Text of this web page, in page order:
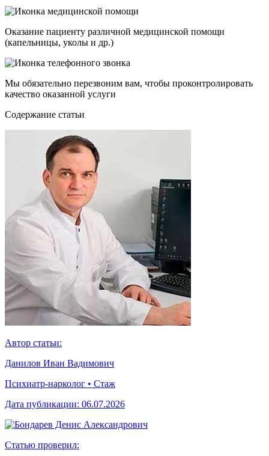
Оказание пациенту различной медицинской помощи
(капельницы, уколы и др.)
Мы обязательно перезвоним вам, чтобы проконтролировать
качество оказанной услуги
Cодержание статьи
Автор статьи:
Данилов Иван Вадимович
Психиатр-нарколог • Стаж
Дата публикации: 06.07.2026
Статью проверил: